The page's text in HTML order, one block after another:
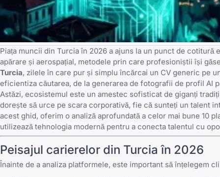
Piața muncii din Turcia în 2026 a ajuns la un punct de
apărare și aerospațial, metodele prin care profesioniștii își
Turcia, zilele în care pur și simplu încărcai un CV generic pe
eficientiza căutarea, de la generarea de fotografii de profil AI
Astăzi, ecosistemul este un amestec sofisticat de giganți
dorește să urce pe scara corporativă, fie că sunteți un talent
acest ghid, oferim o analiză aprofundată a celor mai bune 10
utilizează tehnologia modernă pentru a conecta talentul cu
Peisajul carierelor din Turcia în 2026
Înainte de a analiza platformele, este important să înțelegem